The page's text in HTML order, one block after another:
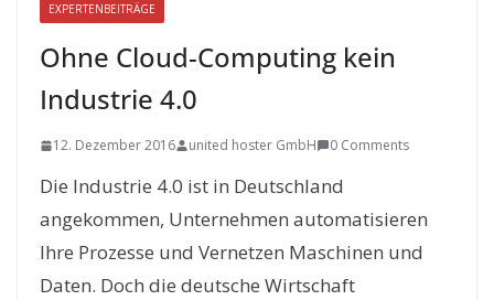
EXPERTENBEITRÄGE
Ohne Cloud-Computing kein
Industrie 4.0
12. Dezember 2016 united hoster GmbH 0 Comments
Die Industrie 4.0 ist in Deutschland
angekommen, Unternehmen automatisieren
Ihre Prozesse und Vernetzen Maschinen und
Daten. Doch die deutsche Wirtschaft